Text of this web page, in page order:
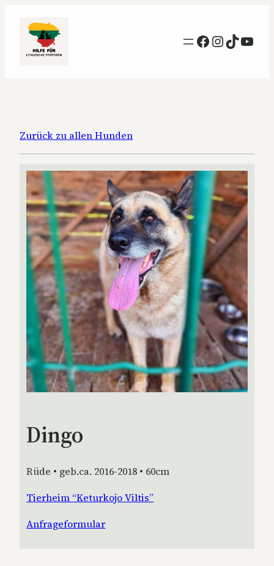
Facebook
TikTok
Zurück zu allen Hunden
Dingo
Rüde • geb.ca. 2016-2018 • 60cm
Tierheim “Keturkojo Viltis”
Anfrageformular